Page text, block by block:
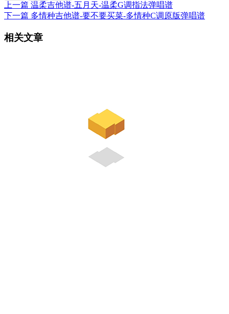
上一篇 温柔吉他谱-五月天-温柔G调指法弹唱谱
下一篇 多情种吉他谱-要不要买菜-多情种C调原版弹唱谱
相关文章